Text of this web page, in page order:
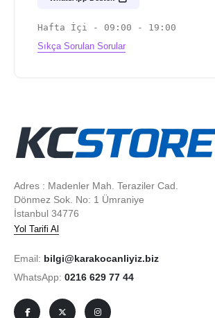
Hafta İçi - 09:00 - 19:00
Sıkça Sorulan Sorular
Adres : Madenler Mah. Teraziler Cad.
Dönmez Sok. No: 1 Ümraniye
İstanbul 34776
Yol Tarifi Al
Email: bilgi@karakocanliyiz.biz
WhatsApp: 0216 629 77 44